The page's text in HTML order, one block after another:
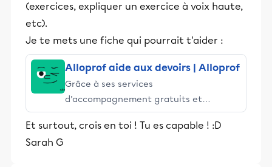
(exercices, expliquer un exercice à voix haute,
etc).
Je te mets une fiche qui pourrait t'aider :
Alloprof aide aux devoirs | Alloprof
Grâce à ses services
d’accompagnement gratuits et
stimulants, Alloprof engage les élèves
et leurs parents dans la réussite
Et surtout, crois en toi ! Tu es capable ! :D
Sarah G